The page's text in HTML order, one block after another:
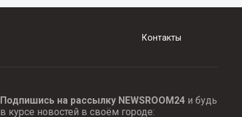
Контакты
Подпишись на рассылку NEWSROOM24и будь
в курсе новостей в своём городе: